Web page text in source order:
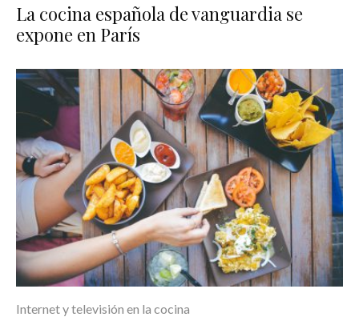
La cocina española de vanguardia se
expone en París
Internet y televisión en la cocina